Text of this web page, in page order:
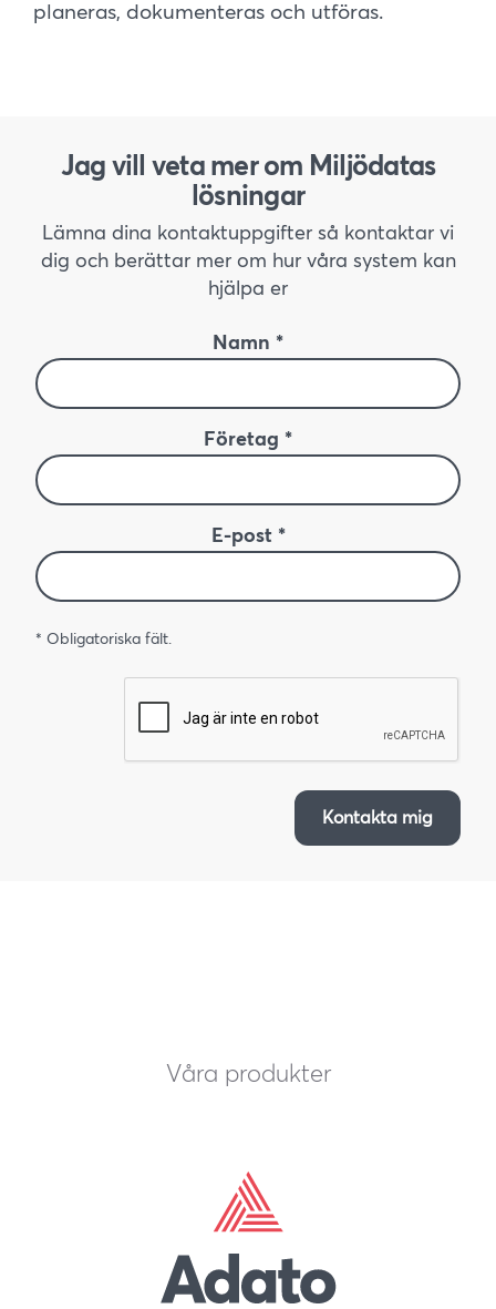
planeras, dokumenteras och utföras.
Jag vill veta mer om Miljödatas
lösningar
Lämna dina kontaktuppgifter så kontaktar vi
dig och berättar mer om hur våra system kan
hjälpa er
Namn *
Företag *
E-post *
* Obligatoriska fält.
Kontakta mig
Våra produkter